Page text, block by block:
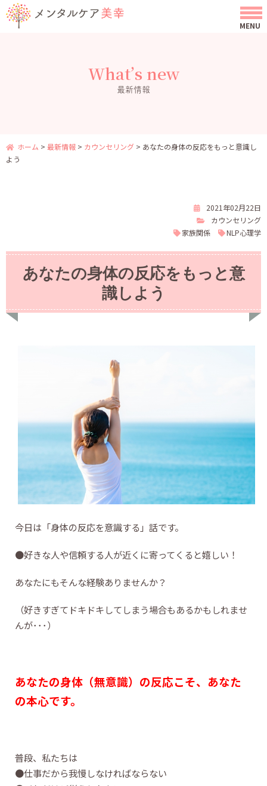
What’s new
最新情報
ホーム > 最新情報 > カウンセリング > あなたの身体の反応をもっと意識し
よう
2021年02月22日
カウンセリング
家族関係
NLP心理学
あなたの身体の反応をもっと意
識しよう
今日は「身体の反応を意識する」話です。
●好きな人や信頼する人が近くに寄ってくると嬉しい！
あなたにもそんな経験ありませんか？
（好きすぎてドキドキしてしまう場合もあるかもしれませ
んが･･･）
あなたの身体（無意識）の反応こそ、あなた
の本心です。
普段、私たちは
●仕事だから我慢しなければならない